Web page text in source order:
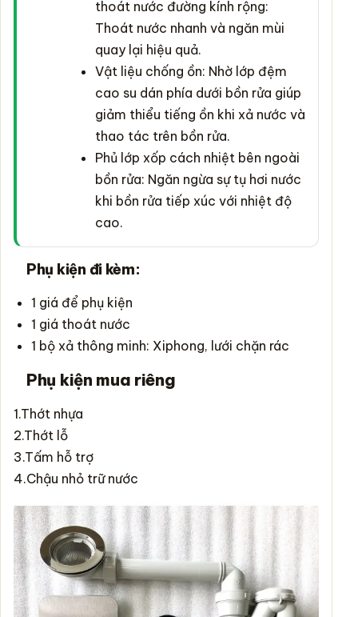
thoát nước đường kính rộng:
Thoát nước nhanh và ngăn mùi
quay lại hiệu quả.
Vật liệu chống ồn: Nhờ lớp đệm
cao su dán phía dưới bồn rửa giúp
giảm thiểu tiếng ồn khi xả nước và
thao tác trên bồn rửa.
Phủ lớp xốp cách nhiệt bên ngoài
bồn rửa: Ngăn ngừa sự tụ hơi nước
khi bồn rửa tiếp xúc với nhiệt độ
cao.
Phụ kiện đi kèm:
1 giá để phụ kiện
1 giá thoát nước
1 bộ xả thông minh: Xiphong, lưới chặn rác
Phụ kiện mua riêng
1.Thớt nhựa
2.Thớt lỗ
3.Tấm hỗ trợ
4.Chậu nhỏ trữ nước